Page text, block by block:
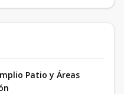
Patio y Áreas